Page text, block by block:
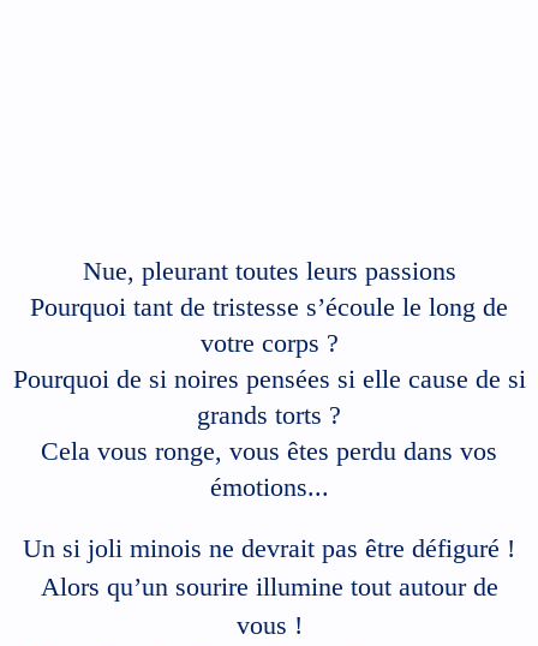
Nue, pleurant toutes leurs passions
Pourquoi tant de tristesse s’écoule le long de
votre corps ?
Pourquoi de si noires pensées si elle cause de si
grands torts ?
Cela vous ronge, vous êtes perdu dans vos
émotions...
Un si joli minois ne devrait pas être défiguré !
Alors qu’un sourire illumine tout autour de
vous !